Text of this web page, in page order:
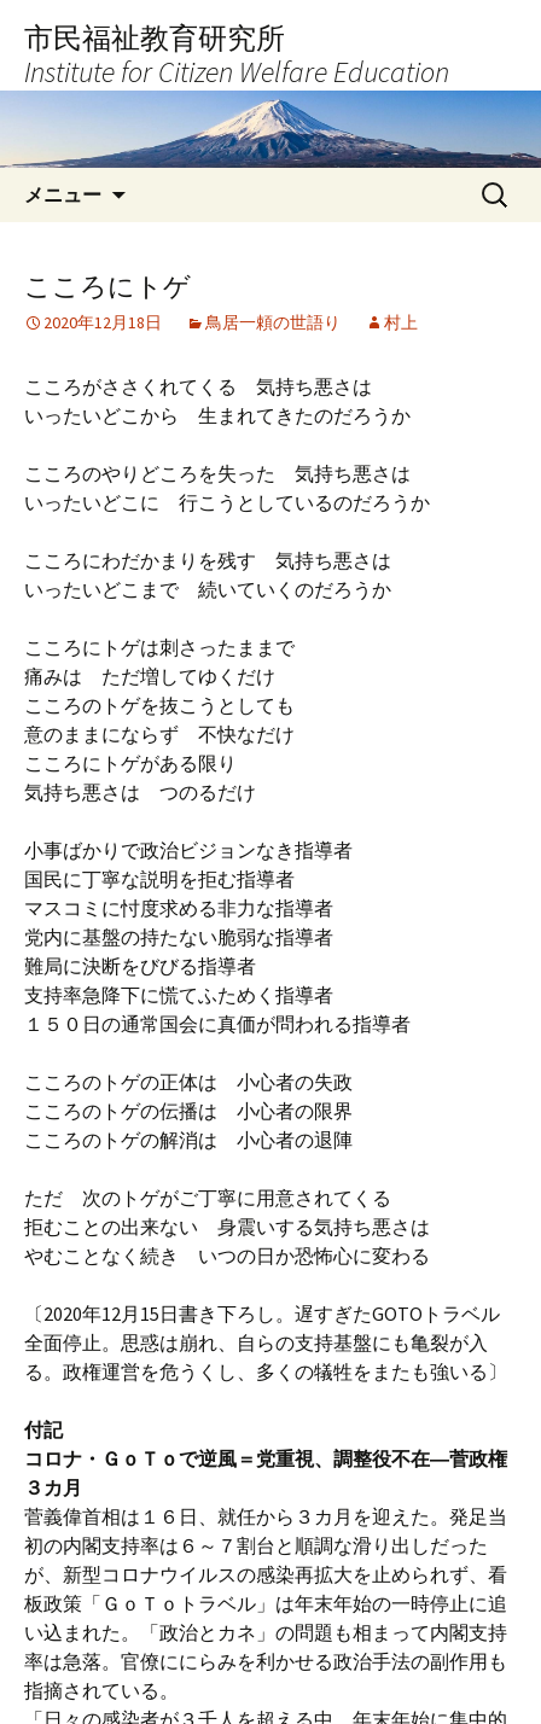
へ
キ
市民福祉教育研究所
Institute for Citizen Welfare Education
メニュー
検
索:
こころにトゲ
2020年12月18日 鳥居一頼の世語り 村上
こころがささくれてくる 気持ち悪さは
いったいどこから 生まれてきたのだろうか
こころのやりどころを失った 気持ち悪さは
いったいどこに 行こうとしているのだろうか
こころにわだかまりを残す 気持ち悪さは
いったいどこまで 続いていくのだろうか
こころにトゲは刺さったままで
痛みは ただ増してゆくだけ
こころのトゲを抜こうとしても
意のままにならず 不快なだけ
こころにトゲがある限り
気持ち悪さは つのるだけ
小事ばかりで政治ビジョンなき指導者
国民に丁寧な説明を拒む指導者
マスコミに忖度求める非力な指導者
党内に基盤の持たない脆弱な指導者
難局に決断をびびる指導者
支持率急降下に慌てふためく指導者
１５０日の通常国会に真価が問われる指導者
こころのトゲの正体は 小心者の失政
こころのトゲの伝播は 小心者の限界
こころのトゲの解消は 小心者の退陣
ただ 次のトゲがご丁寧に用意されてくる
拒むことの出来ない 身震いする気持ち悪さは
やむことなく続き いつの日か恐怖心に変わる
〔2020年12月15日書き下ろし。遅すぎたGOTOトラベル
全面停止。思惑は崩れ、自らの支持基盤にも亀裂が入
る。政権運営を危うくし、多くの犠牲をまたも強いる〕
付記
コロナ・ＧｏＴｏで逆風＝党重視、調整役不在―菅政権
３カ月
菅義偉首相は１６日、就任から３カ月を迎えた。発足当
初の内閣支持率は６～７割台と順調な滑り出しだった
が、新型コロナウイルスの感染再拡大を止められず、看
板政策「ＧｏＴｏトラベル」は年末年始の一時停止に追
い込まれた。「政治とカネ」の問題も相まって内閣支持
率は急落。官僚ににらみを利かせる政治手法の副作用も
指摘されている。